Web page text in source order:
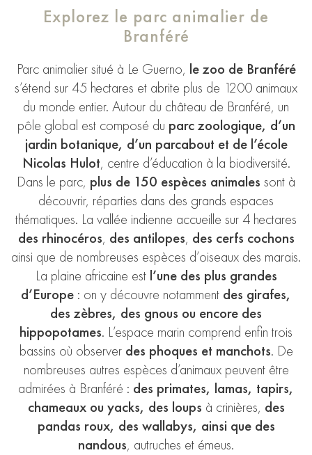
Explorez le parc animalier de
Branféré
Parc animalier situé à Le Guerno, le zoo de Branféré
s’étend sur 45 hectares et abrite plus de 1200 animaux
du monde entier. Autour du château de Branféré, un
pôle global est composé du parc zoologique, d’un
jardin botanique, d’un parcabout et de l’école
Nicolas Hulot, centre d’éducation à la biodiversité.
Dans le parc, plus de 150 espèces animales sont à
découvrir, réparties dans des grands espaces
thématiques. La vallée indienne accueille sur 4 hectares
des rhinocéros, des antilopes, des cerfs cochons
ainsi que de nombreuses espèces d’oiseaux des marais.
La plaine africaine est l’une des plus grandes
d’Europe : on y découvre notamment des girafes,
des zèbres, des gnous ou encore des
hippopotames. L’espace marin comprend enfin trois
bassins où observer des phoques et manchots. De
nombreuses autres espèces d’animaux peuvent être
admirées à Branféré : des primates, lamas, tapirs,
chameaux ou yacks, des loups à crinières, des
pandas roux, des wallabys, ainsi que des
nandous, autruches et émeus.